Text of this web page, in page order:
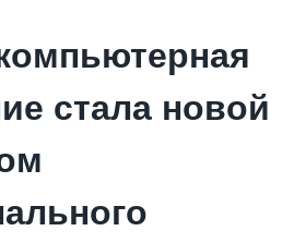
стала новой